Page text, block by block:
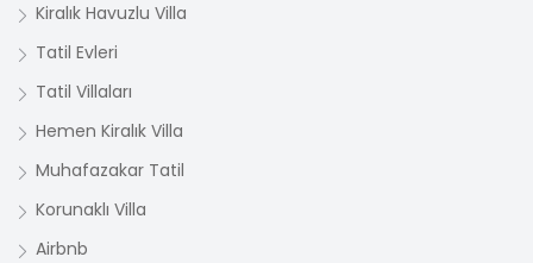
Kiralık Havuzlu Villa
Tatil Evleri
Tatil Villaları
Hemen Kiralık Villa
Muhafazakar Tatil
Korunaklı Villa
Airbnb